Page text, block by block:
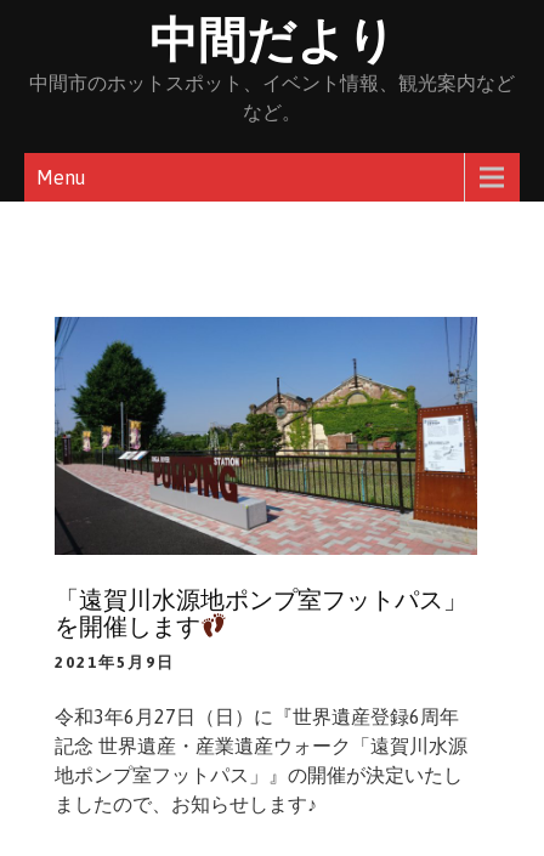
content
中間だより
中間市のホットスポット、イベント情報、観光案内など
など。
Menu
「遠賀川水源地ポンプ室フットパス」
を開催します
2021年5月9日
令和3年6月27日（日）に『世界遺産登録6周年
記念 世界遺産・産業遺産ウォーク「遠賀川水源
地ポンプ室フットパス」』の開催が決定いたし
ましたので、お知らせします♪